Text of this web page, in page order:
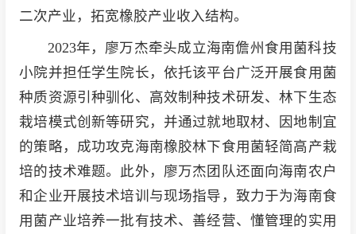
二次产业，拓宽橡胶产业收入结构。
2023年，廖万杰牵头成立海南儋州食用菌科技
小院并担任学生院长，依托该平台广泛开展食用菌
种质资源引种驯化、高效制种技术研发、林下生态
栽培模式创新等研究，并通过就地取材、因地制宜
的策略，成功攻克海南橡胶林下食用菌轻简高产栽
培的技术难题。此外，廖万杰团队还面向海南农户
和企业开展技术培训与现场指导，致力于为海南食
用菌产业培养一批有技术、善经营、懂管理的实用